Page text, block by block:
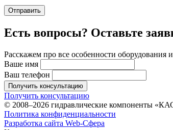
Отправить
Есть вопросы? Оставьте
Расскажем про все особенности
Ваше имя
Ваш телефон
Получить консультацию
Получить консультацию
© 2008–2026 гидравлические компоненты
Политика конфиденциальности
Разработка сайта Web-Сфера